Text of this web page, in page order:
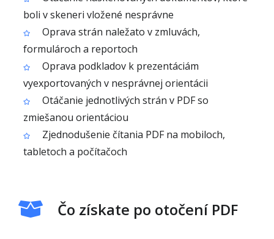
boli v skeneri vložené nesprávne
Oprava strán naležato v zmluvách,
formulároch a reportoch
Oprava podkladov k prezentáciám
vyexportovaných v nesprávnej orientácii
Otáčanie jednotlivých strán v PDF so
zmiešanou orientáciou
Zjednodušenie čítania PDF na mobiloch,
tabletoch a počítačoch
Čo získate po otočení PDF